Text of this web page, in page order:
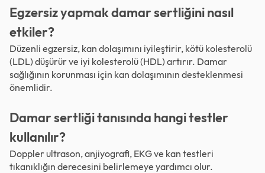
Egzersiz yapmak damar sertliğini nasıl
etkiler?
Düzenli egzersiz, kan dolaşımını iyileştirir, kötü kolesterolü
(LDL) düşürür ve iyi kolesterolü (HDL) artırır. Damar
sağlığının korunması için kan dolaşımının desteklenmesi
önemlidir.
Damar sertliği tanısında hangi testler
kullanılır?
Doppler ultrason, anjiyografi, EKG ve kan testleri
tıkanıklığın derecesini belirlemeye yardımcı olur.